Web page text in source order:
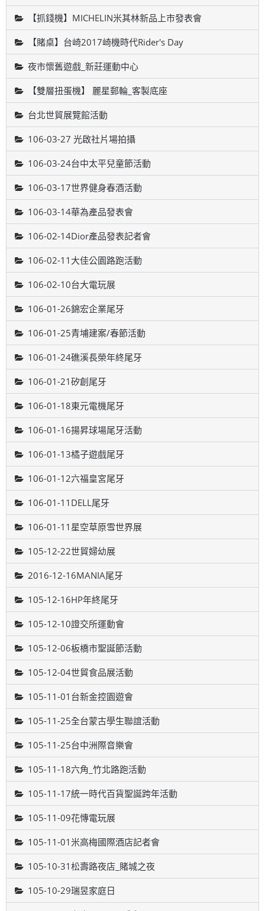
【抓錢機】MICHELIN米其林新品上市發表會
【賭桌】台崎2017崎機時代Rider's Day
夜市懷舊遊戲_新莊運動中心
【雙層扭蛋機】 麗星郵輪_客製底座
台北世貿展覽館活動
106-03-27 光啟社片場拍攝
106-03-24台中太平兒童節活動
106-03-17世界健身春酒活動
106-03-14華為產品發表會
106-02-14Dior產品發表記者會
106-02-11大佳公園路跑活動
106-02-10台大電玩展
106-01-26錦宏企業尾牙
106-01-25青埔建案/春節活動
106-01-24礁溪長榮年終尾牙
106-01-21矽創尾牙
106-01-18東元電機尾牙
106-01-16揚昇球場尾牙活動
106-01-13橘子遊戲尾牙
106-01-12六福皇宮尾牙
106-01-11DELL尾牙
106-01-11星空草原雪世界展
105-12-22世貿婦幼展
2016-12-16MANIA尾牙
105-12-16HP年終尾牙
105-12-10證交所運動會
105-12-06板橋市聖誕節活動
105-12-04世貿食品展活動
105-11-01台新金控園遊會
105-11-25全台蒙古學生聯誼活動
105-11-25台中洲際音樂會
105-11-18六角_竹北路跑活動
105-11-17統一時代百貨聖誕跨年活動
105-11-09花慱電玩展
105-11-01米高梅國際酒店記者會
105-10-31松壽路夜店_賭城之夜
105-10-29瑞昱家庭日